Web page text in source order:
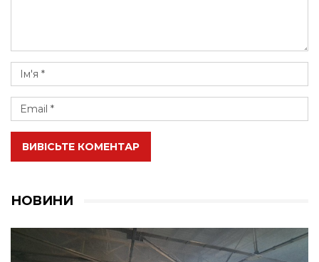
ВИВІСЬТЕ КОМЕНТАР
НОВИНИ